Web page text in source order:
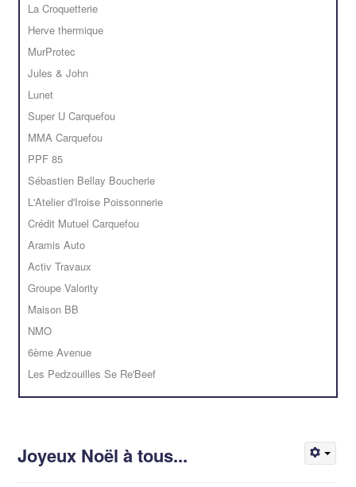
La Croquetterie
Herve thermique
MurProtec
Jules & John
Lunet
Super U Carquefou
MMA Carquefou
PPF 85
Sébastien Bellay Boucherie
L'Atelier d'Iroise Poissonnerie
Crédit Mutuel Carquefou
Aramis Auto
Activ Travaux
Groupe Valority
Maison BB
NMO
6ème Avenue
Les Pedzouilles Se Re'Beef
Joyeux Noël à tous...